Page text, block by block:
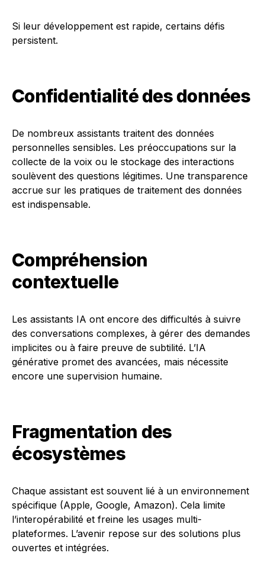
Si leur développement est rapide, certains défis
persistent.
Confidentialité des données
De nombreux assistants traitent des données
personnelles sensibles. Les préoccupations sur la
collecte de la voix ou le stockage des interactions
soulèvent des questions légitimes. Une transparence
accrue sur les pratiques de traitement des données
est indispensable.
Compréhension
contextuelle
Les assistants IA ont encore des difficultés à suivre
des conversations complexes, à gérer des demandes
implicites ou à faire preuve de subtilité. L’IA
générative promet des avancées, mais nécessite
encore une supervision humaine.
Fragmentation des
écosystèmes
Chaque assistant est souvent lié à un environnement
spécifique (Apple, Google, Amazon). Cela limite
l’interopérabilité et freine les usages multi-
plateformes. L’avenir repose sur des solutions plus
ouvertes et intégrées.